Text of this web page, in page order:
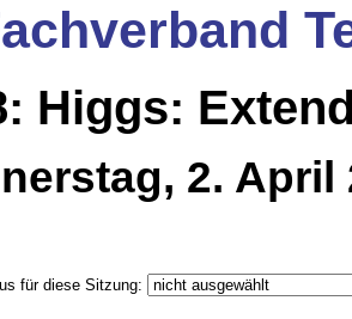
Higgs:
2. April
für diese Sitzung: